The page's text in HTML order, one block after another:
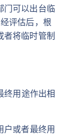
门可以出台临
评估后，根
者将临时管制
终用途作出相
户或者最终用